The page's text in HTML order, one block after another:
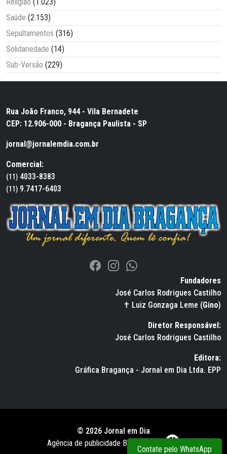
Religião (1.023)
Saúde (2.153)
Sepultamentos (316)
Solidariedade (14)
Sub-Versão (229)
Rua João Franco, 944 - Vila Bernadete
CEP: 12.906-000 - Bragança Paulista - SP
jornal@jornalemdia.com.br
Comercial:
(11) 4033-8383
(11) 9.7417-6403
Fundadores
José Carlos Rodrigues Castilho
✝ Luiz Gonzaga Leme (Gino)
Diretor Responsável:
José Carlos Rodrigues Castilho
Editora:
Gráfica Bragança - Jornal em Dia Ltda. EPP
© 2026 Jornal em Dia
Agência de publicidade BWS RUSSO
Contate pelo WhatsApp